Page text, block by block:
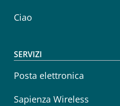
Ciao
SERVIZI
Posta elettronica
Sapienza Wireless